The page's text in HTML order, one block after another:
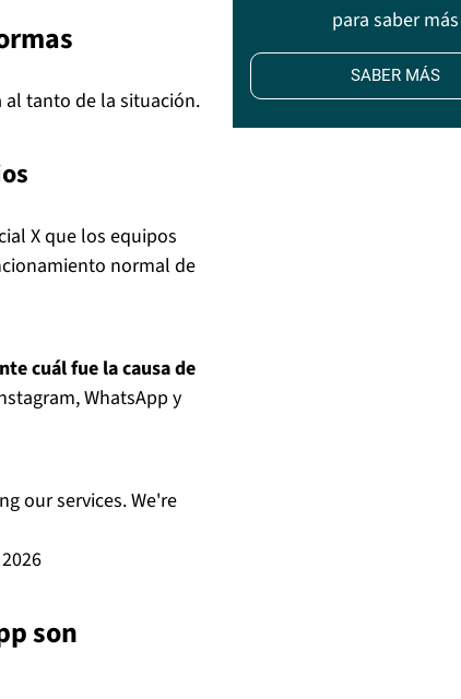
al tanto de la situación.
X que los equipos
normal de
cuál fue la causa de
WhatsApp y
our services. We're
son
para saber más
SABER MÁS